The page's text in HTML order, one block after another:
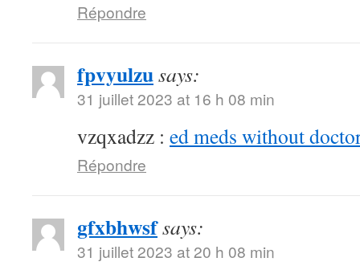
Répondre
fpvyulzusays:
31 juillet 2023 at 16 h 08 min
vzqxadzz : ed meds without
Répondre
gfxbhwsfsays:
31 juillet 2023 at 20 h 08 min